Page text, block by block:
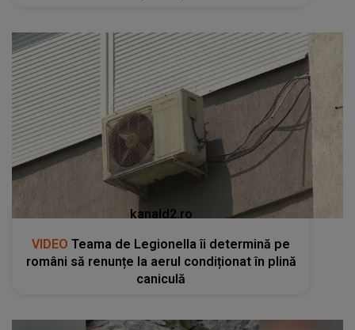
kanald2.ro
VIDEO Teama de Legionella îi determină pe
români să renunțe la aerul condiționat în plină
caniculă